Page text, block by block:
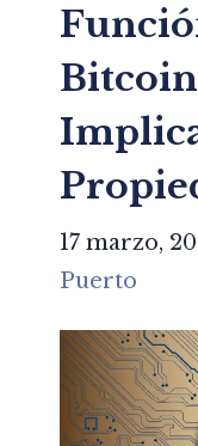
17 marzo,
Puerto